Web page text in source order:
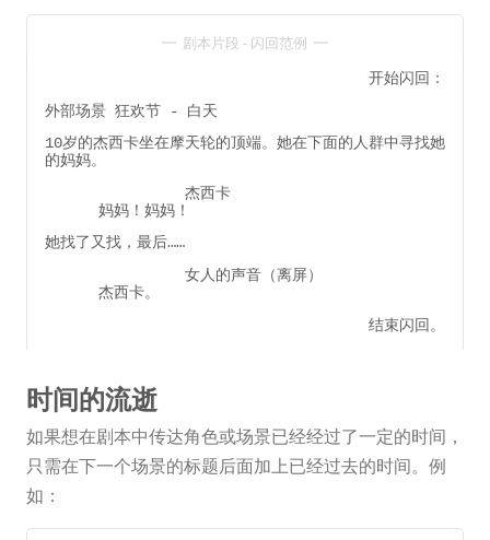
剧本片段 - 闪回范例
开始闪回：
外部场景 狂欢节 - 白天
10岁的杰西卡坐在摩天轮的顶端。她在下面的人群中寻找她
的妈妈。
杰西卡
妈妈！妈妈！
她找了又找，最后……
女人的声音（离屏）
杰西卡。
结束闪回。
时间的流逝
如果想在剧本中传达角色或场景已经经过了一定的时间，
只需在下一个场景的标题后面加上已经过去的时间。例
如：